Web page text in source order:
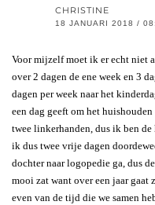
CHRISTINE
18 JANUARI 2018 /
Voor mijzelf moet ik er echt niet
over 2 dagen de ene week en 3
dagen per week naar het
een dag geeft om het
twee linkerhanden, dus ik ben
ik dus twee vrije dagen
dochter naar logopedie ga, dus
mooi zat want over een jaar gaat
even van de tijd die we samen